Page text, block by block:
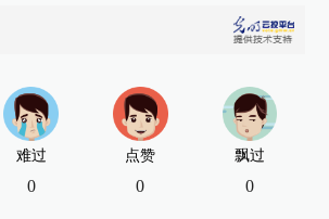
难过
0
点赞
0
飘过
0